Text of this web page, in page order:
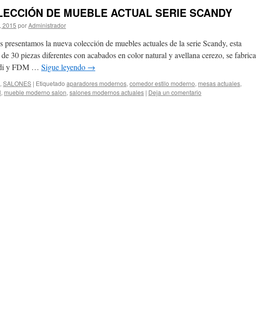
DE MUEBLE ACTUAL SERIE SCANDY
2015 porAdministrador
presentamos la nueva colección de muebles actuales de la serie Scandy, esta
30 piezas diferentes con acabados en color natural y avellana cerezo, se fabrica
y FDM … Sigue leyendo →
, SALONES | Etiquetado aparadores modernos, comedor estilo moderno, mesas actuales,
, mueble moderno salon, salones modernos actuales | Deja un comentario